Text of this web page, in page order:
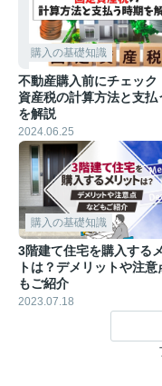
購入の基礎知識
不動産購入前にチェック
資産税の計算方法と支払
を解説
2024.06.25
購入の基礎知識
3階建て住宅を購入する
トは？デメリットや注意
もご紹介
2023.07.18